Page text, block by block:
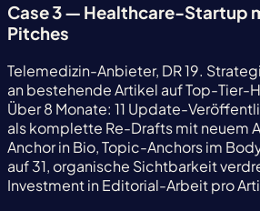
Case 3 — Healthcare-Startup
Pitches
Telemedizin-Anbieter, DR 19.
an bestehende Artikel auf Top-Tier-
Über 8 Monate: 11 Update-
als komplette Re-Drafts mit neuem
Anchor in Bio, Topic-Anchors im
auf 31, organische Sichtbarkeit
Investment in Editorial-Arbeit pro